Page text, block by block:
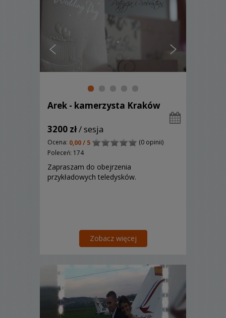
Arek - kamerzysta Kraków
3200 zł/ sesja
Ocena: 0,00 / 5
(0 opinii)
Poleceń: 174
Zapraszam do obejrzenia
przykładowych teledysków.
Zobacz więcej